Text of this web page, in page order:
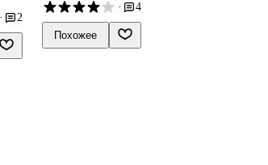
·
2
·
4
Похожее